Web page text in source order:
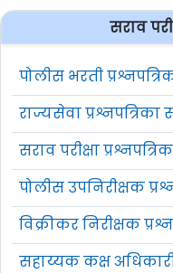
सराव
पोलीस भरती
राज्यसेवा प्रश्नपत्रिका
सराव परीक्षा
पोलीस उपनिरीक्षक
विक्रीकर निरीक्षक
सहाय्यक कक्ष